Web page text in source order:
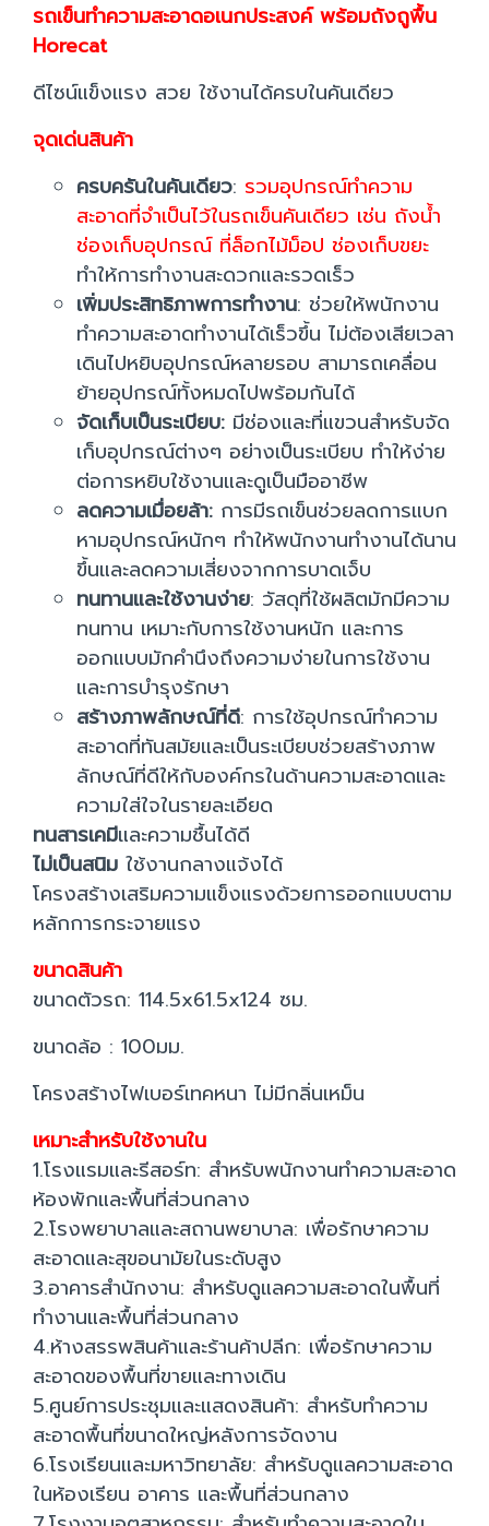
รถเข็นทำความสะอาดอเนกประสงค์ พร้อมถังถูพื้น
Horecat
ดีไซน์แข็งแรง สวย ใช้งานได้ครบในคันเดียว
จุดเด่นสินค้า
ครบครันในคันเดียว: รวมอุปกรณ์ทำความ
สะอาดที่จำเป็นไว้ในรถเข็นคันเดียว เช่น ถังน้ำ
ช่องเก็บอุปกรณ์ ที่ล็อกไม้ม็อป ช่องเก็บขยะ
ทำให้การทำงานสะดวกและรวดเร็ว
เพิ่มประสิทธิภาพการทำงาน: ช่วยให้พนักงาน
ทำความสะอาดทำงานได้เร็วขึ้น ไม่ต้องเสียเวลา
เดินไปหยิบอุปกรณ์หลายรอบ สามารถเคลื่อน
ย้ายอุปกรณ์ทั้งหมดไปพร้อมกันได้
จัดเก็บเป็นระเบียบ: มีช่องและที่แขวนสำหรับจัด
เก็บอุปกรณ์ต่างๆ อย่างเป็นระเบียบ ทำให้ง่าย
ต่อการหยิบใช้งานและดูเป็นมืออาชีพ
ลดความเมื่อยล้า: การมีรถเข็นช่วยลดการแบก
หามอุปกรณ์หนักๆ ทำให้พนักงานทำงานได้นาน
ขึ้นและลดความเสี่ยงจากการบาดเจ็บ
ทนทานและใช้งานง่าย: วัสดุที่ใช้ผลิตมักมีความ
ทนทาน เหมาะกับการใช้งานหนัก และการ
ออกแบบมักคำนึงถึงความง่ายในการใช้งาน
และการบำรุงรักษา
สร้างภาพลักษณ์ที่ดี: การใช้อุปกรณ์ทำความ
สะอาดที่ทันสมัยและเป็นระเบียบช่วยสร้างภาพ
ลักษณ์ที่ดีให้กับองค์กรในด้านความสะอาดและ
ความใส่ใจในรายละเอียด
ทนสารเคมีและความชื้นได้ดี
ไม่เป็นสนิม ใช้งานกลางแจ้งได้
โครงสร้างเสริมความแข็งแรงด้วยการออกแบบตาม
หลักการกระจายแรง
ขนาดสินค้า
ขนาดตัวรถ: 114.5x61.5x124 ซม.
ขนาดล้อ : 100มม.
โครงสร้างไฟเบอร์เทคหนา ไม่มีกลิ่นเหม็น
เหมาะสำหรับใช้งานใน
1.โรงแรมและรีสอร์ท: สำหรับพนักงานทำความสะอาด
ห้องพักและพื้นที่ส่วนกลาง
2.โรงพยาบาลและสถานพยาบาล: เพื่อรักษาความ
สะอาดและสุขอนามัยในระดับสูง
3.อาคารสำนักงาน: สำหรับดูแลความสะอาดในพื้นที่
ทำงานและพื้นที่ส่วนกลาง
4.ห้างสรรพสินค้าและร้านค้าปลีก: เพื่อรักษาความ
สะอาดของพื้นที่ขายและทางเดิน
5.ศูนย์การประชุมและแสดงสินค้า: สำหรับทำความ
สะอาดพื้นที่ขนาดใหญ่หลังการจัดงาน
6.โรงเรียนและมหาวิทยาลัย: สำหรับดูแลความสะอาด
ในห้องเรียน อาคาร และพื้นที่ส่วนกลาง